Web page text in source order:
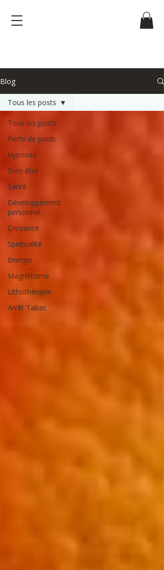
Blog
Tous les posts
Perte de poids
Hypnose
Bien-être
Santé
Développement
personnel
Croyance
Spiritualité
Energie
Magnétisme
Lithothérapie
Arrêt Tabac
Tous les posts